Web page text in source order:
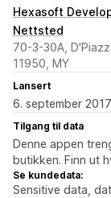
Hexasoft
Nettsted
70-3-30A,
11950, MY
Lansert
6. september 2017
Tilgang til data
Denne appen
butikken. Finn ut
Se kundedata:
Sensitive data,